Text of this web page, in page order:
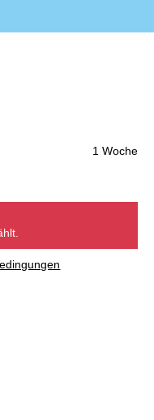
1 Woche